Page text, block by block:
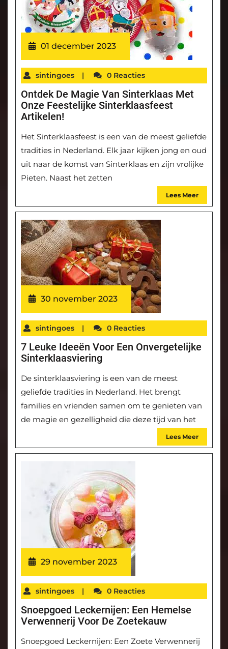
01 december 2023
sintingoes | 0 Reacties
Ontdek De Magie Van Sinterklaas Met
Onze Feestelijke Sinterklaasfeest
Artikelen!
Het Sinterklaasfeest is een van de meest geliefde
tradities in Nederland. Elk jaar kijken jong en oud
uit naar de komst van Sinterklaas en zijn vrolijke
Pieten. Naast het zetten
Lees Meer
30 november 2023
sintingoes | 0 Reacties
7 Leuke Ideeën Voor Een Onvergetelijke
Sinterklaasviering
De sinterklaasviering is een van de meest
geliefde tradities in Nederland. Het brengt
families en vrienden samen om te genieten van
de magie en gezelligheid die deze tijd van het
Lees Meer
29 november 2023
sintingoes | 0 Reacties
Snoepgoed Leckernijen: Een Hemelse
Verwennerij Voor De Zoetekauw
Snoepgoed Leckernijen: Een Zoete Verwennerij